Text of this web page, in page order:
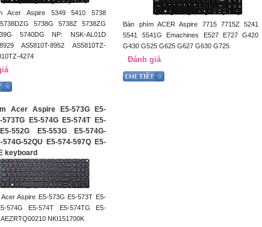
Acer Aspire 5349 5410 5738
5738G 5738Z 5738ZG
5740DG NP: NSK-AL01D
8929 AS5810T-8952 AS5810TZ-
4274
Bàn phím ACER Aspire 7715 7715Z 5241
5541 5541G Emachines E527 E727 G420
G430 G525 G625 G627 G630 G725
Đánh giá
Acer Aspire E5-573G E5-
573TG E5-574G E5-574T E5-
552G E5-553G E5-574G-
574G-52QU E5-574-597Q E5-
keyboard
Acer Aspire E5-573G E5-573T E5-
574G E5-574T E5-574TG E5-
NKI151700K